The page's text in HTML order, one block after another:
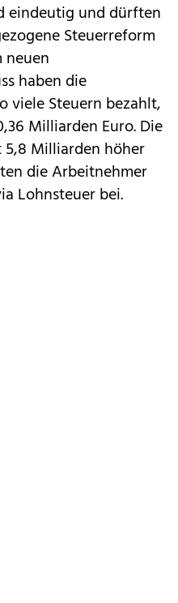
eindeutig und dürften
Steuerreform
haben die
viele Steuern bezahlt,
Milliarden Euro. Die
5,8 Milliarden höher
die Arbeitnehmer
Lohnsteuer bei.